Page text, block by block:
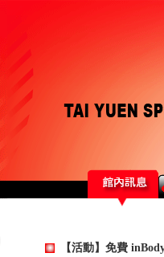
【活動】免費